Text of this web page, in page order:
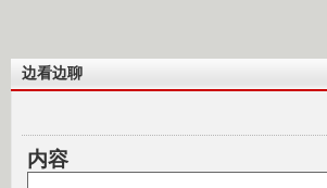
边看边聊
内容